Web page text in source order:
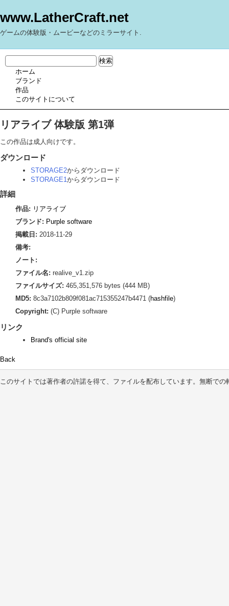
www.LatherCraft.net
ゲームの体験版・ムービーなどのミラーサイト.
ホーム
ブランド
作品
このサイトについて
リアライブ 体験版 第1弾
この作品は成人向けです。
ダウンロード
STORAGE2からダウンロード
STORAGE1からダウンロード
詳細
作品: リアライブ
ブランド: Purple software
掲載日: 2018-11-29
備考:
ノート:
ファイル名: realive_v1.zip
ファイルサイズ: 465,351,576 bytes (444 MB)
MD5: 8c3a7102b809f081ac715355247b4471 (hashfile)
Copyright: (C) Purple software
リンク
Brand's official site
Back
このサイトでは著作者の許諾を得て、ファイルを配布しています。無断での